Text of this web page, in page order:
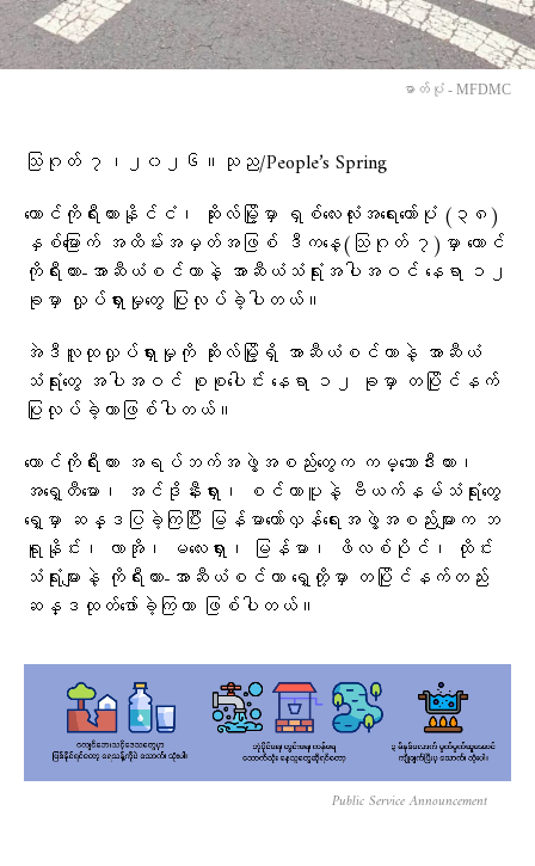
ဓာတ်ပုံ - MFDMC
သြဂုတ် ၇၊၂၀၂၆။သုည/People’s Spring
တောင်ကိုရီးယားနိုင်ငံ၊ ဆိုးလ်မြို့မှာ ရှစ်လေးလုံးအရေးတော်ပုံ (၃၈)
နှစ်မြောက် အထိမ်းအမှတ်အဖြစ် ဒီကနေ့(သြဂုတ် ၇)မှာ တောင်
ကိုရီးယား-အာဆီယံစင်တာနဲ့ အာဆီယံသံရုံးအပါအဝင် နေရာ ၁၂
ခုမှာ လှုပ်ရှားမှုတွေ ပြုလုပ်ခဲ့ပါတယ်။
အဲဒီလူထုလှုပ်ရှားမှုကို ဆိုးလ်မြို့ရှိ အာဆီယံစင်တာနဲ့ အာဆီယံ
သံရုံးတွေ အပါအဝင် စုစုပေါင်း နေရာ ၁၂ ခုမှာ တပြိုင်နက်
ပြုလုပ်ခဲ့တာဖြစ်ပါတယ်။
တောင်ကိုရီးယား အရပ်ဘက်အဖွဲ့အစည်းတွေက ကမ္ဘောဒီးယား၊
အရှေ့တီမော၊ အင်ဒိုနီးရှား၊ စင်ကာပူနဲ့ ဗီယက်နမ်သံရုံးတွေ
ရှေ့မှာ ဆန္ဒပြခဲ့ကြပြီး မြန်မာတော်လှန်ရေးအဖွဲ့အစည်းများက ဘ
ရူနိုင်း၊ လာအို၊ မလေးရှား၊ မြန်မာ၊ ဖိလစ်ပိုင်၊ ထိုင်း
သံရုံးများနဲ့ ကိုရီးယား-အာဆီယံစင်တာ ရှေ့တို့မှာ တပြိုင်နက်တည်း
ဆန္ဒထုတ်ဖော်ခဲ့ကြတာ ဖြစ်ပါတယ်။
Public Service Announcement